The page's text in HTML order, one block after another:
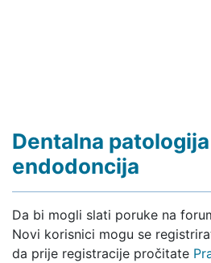
Dentalna
endodoncija
Da bi mogli slati poruke na
Novi korisnici mogu se
da prije registracije pročitate